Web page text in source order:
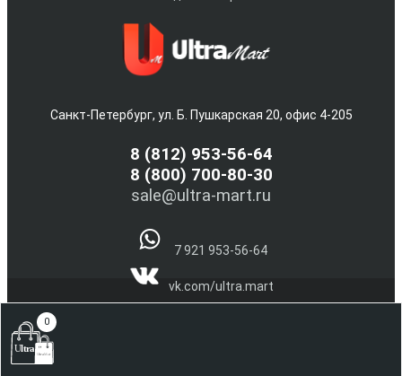
Санкт-Петербург, ул. Б. Пушкарская 20, офис 4-205
8 (812) 953-56-64
8 (800) 700-80-30
sale@ultra-mart.ru
7 921 953-56-64
vk.com/ultra.mart
(С) 2005-2026 Интернет магазин электроники и бытовой
0